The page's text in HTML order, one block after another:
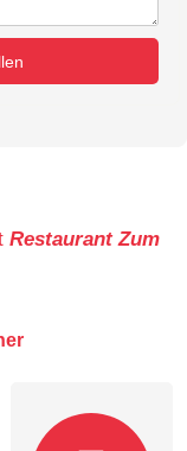
Restaurant Zum